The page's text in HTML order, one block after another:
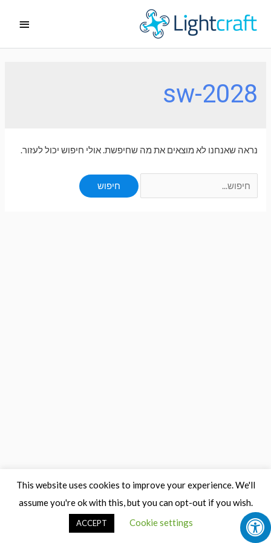
לתוכן
ראשי
sw-2028
נראה שאנחנו לא מוצאים את מה שחיפשת. אולי חיפוש יכול לעזור.
for:
This website uses cookies to improve your experience. We'll
assume you're ok with this, but you can opt-out if you wish.
Cookie settings
ACCEPT